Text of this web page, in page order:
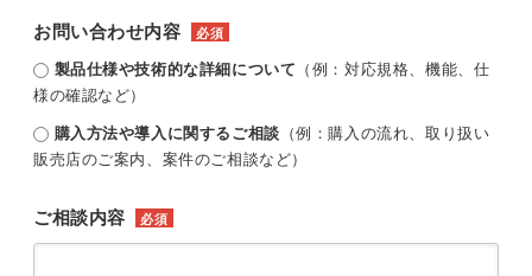
お問い合わせ内容 必須
製品仕様や技術的な詳細について （例：対応規格、機能、仕
様の確認など）
購入方法や導入に関するご相談 （例：購入の流れ、取り扱い
販売店のご案内、案件のご相談など）
ご相談内容 必須